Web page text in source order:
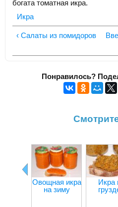
богата томатная икра.
Икра
‹ Салаты из помидоров
Понравилось?
Овощная икра
на зиму
Икра